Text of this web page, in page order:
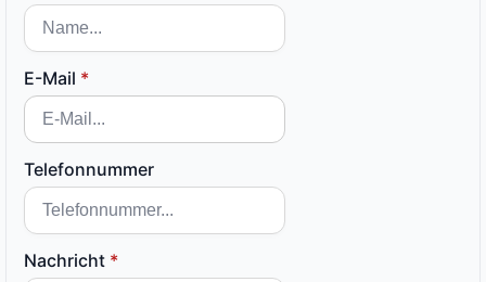
E-Mail *
Telefonnummer
Nachricht *